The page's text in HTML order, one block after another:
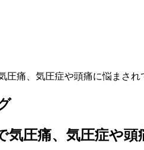
圧痛、気圧症や頭痛に悩まされ
気圧痛、気圧症や